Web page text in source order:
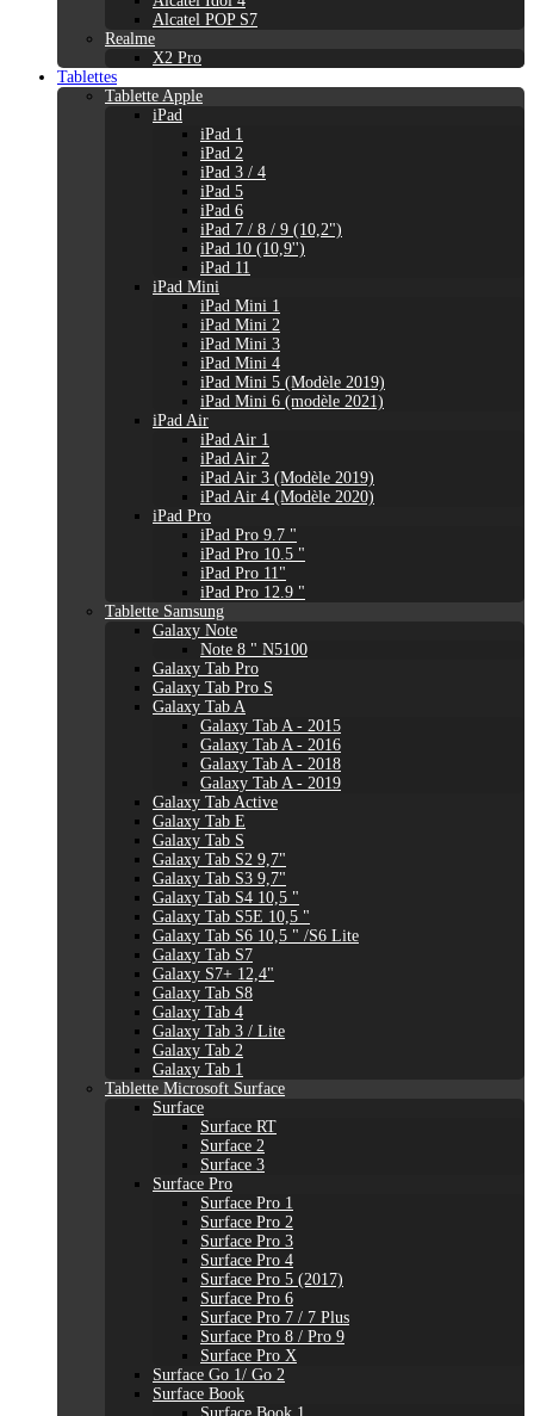
Alcatel POP S7
Realme
X2 Pro
Tablettes
Tablette Apple
iPad
iPad 1
iPad 2
iPad 3 / 4
iPad 5
iPad 6
iPad 7 / 8 / 9 (10,2")
iPad 10 (10,9'')
iPad 11
iPad Mini
iPad Mini 1
iPad Mini 2
iPad Mini 3
iPad Mini 4
iPad Mini 5 (Modèle 2019)
iPad Mini 6 (modèle 2021)
iPad Air
iPad Air 1
iPad Air 2
iPad Air 3 (Modèle 2019)
iPad Air 4 (Modèle 2020)
iPad Pro
iPad Pro 9.7 "
iPad Pro 10.5 "
iPad Pro 11"
iPad Pro 12.9 "
Tablette Samsung
Galaxy Note
Note 8 " N5100
Galaxy Tab Pro
Galaxy Tab Pro S
Galaxy Tab A
Galaxy Tab A - 2015
Galaxy Tab A - 2016
Galaxy Tab A - 2018
Galaxy Tab A - 2019
Galaxy Tab Active
Galaxy Tab E
Galaxy Tab S
Galaxy Tab S2 9,7"
Galaxy Tab S3 9,7"
Galaxy Tab S4 10,5 "
Galaxy Tab S5E 10,5 "
Galaxy Tab S6 10,5 " /S6 Lite
Galaxy Tab S7
Galaxy S7+ 12,4"
Galaxy Tab S8
Galaxy Tab 4
Galaxy Tab 3 / Lite
Galaxy Tab 2
Galaxy Tab 1
Tablette Microsoft Surface
Surface
Surface RT
Surface 2
Surface 3
Surface Pro
Surface Pro 1
Surface Pro 2
Surface Pro 3
Surface Pro 4
Surface Pro 5 (2017)
Surface Pro 6
Surface Pro 7 / 7 Plus
Surface Pro 8 / Pro 9
Surface Pro X
Surface Go 1/ Go 2
Surface Book